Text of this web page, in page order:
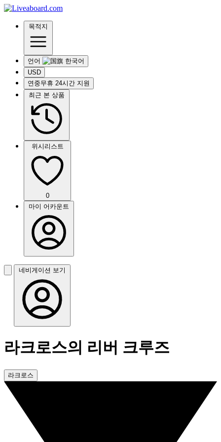
목적지
언어
USD
연중무휴 24시간 지원
최근 본 상품
위시리스트
0
마이 어카운트
네비게이션 보기
라크로스의 리버 크루즈
라크로스